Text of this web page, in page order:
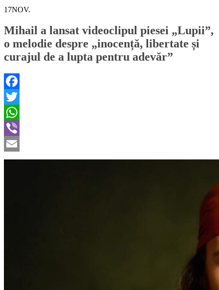
17NOV.
Mihail a lansat videoclipul piesei „Lupii”,
o melodie despre „inocență, libertate și
curajul de a lupta pentru adevăr”
Facebook
Twitter
WhatsApp
Viber
Email